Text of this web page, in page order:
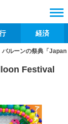
経済
バルーンの祭典「
Festival